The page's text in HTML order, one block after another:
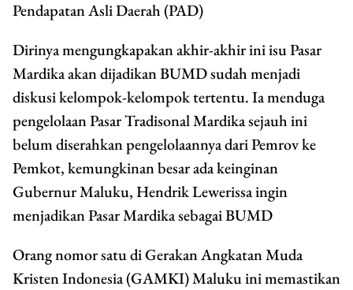
Pendapatan Asli Daerah (PAD)
Dirinya mengungkapakan akhir-akhir ini isu Pasar
Mardika akan dijadikan BUMD sudah menjadi
diskusi kelompok-kelompok tertentu. Ia menduga
pengelolaan Pasar Tradisonal Mardika sejauh ini
belum diserahkan pengelolaannya dari Pemrov ke
Pemkot, kemungkinan besar ada keinginan
Gubernur Maluku, Hendrik Lewerissa ingin
menjadikan Pasar Mardika sebagai BUMD
Orang nomor satu di Gerakan Angkatan Muda
Kristen Indonesia (GAMKI) Maluku ini memastikan